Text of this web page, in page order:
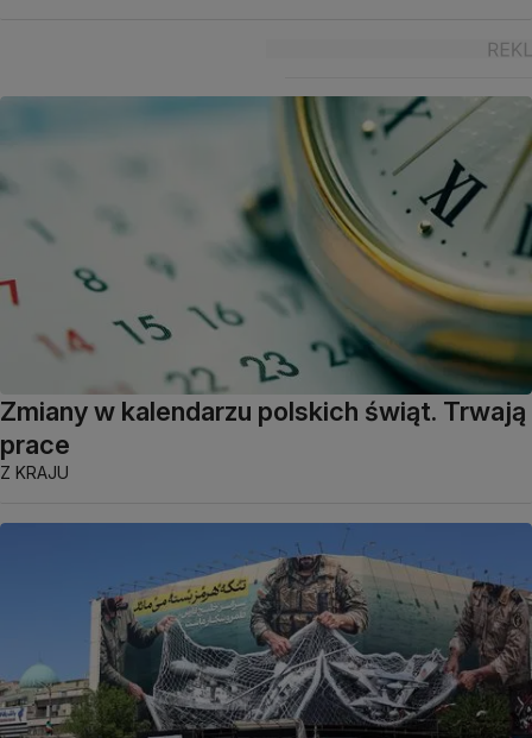
Zmiany w kalendarzu polskich świąt. Trwają
prace
Z KRAJU